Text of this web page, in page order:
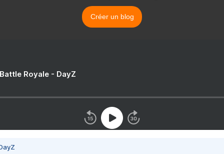
Créer un blog
Royale - DayZ